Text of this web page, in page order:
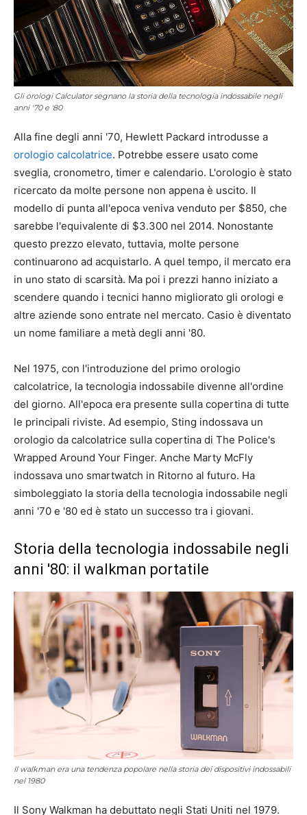
Gli orologi Calculator segnano la storia della tecnologia indossabile negli
anni '70 e '80
Alla fine degli anni '70, Hewlett Packard introdusse a
orologio calcolatrice. Potrebbe essere usato come
sveglia, cronometro, timer e calendario. L'orologio è stato
ricercato da molte persone non appena è uscito. Il
modello di punta all'epoca veniva venduto per $850, che
sarebbe l'equivalente di $3.300 nel 2014. Nonostante
questo prezzo elevato, tuttavia, molte persone
continuarono ad acquistarlo. A quel tempo, il mercato era
in uno stato di scarsità. Ma poi i prezzi hanno iniziato a
scendere quando i tecnici hanno migliorato gli orologi e
altre aziende sono entrate nel mercato. Casio è diventato
un nome familiare a metà degli anni '80.
Nel 1975, con l'introduzione del primo orologio
calcolatrice, la tecnologia indossabile divenne all'ordine
del giorno. All'epoca era presente sulla copertina di tutte
le principali riviste. Ad esempio, Sting indossava un
orologio da calcolatrice sulla copertina di The Police's
Wrapped Around Your Finger. Anche Marty McFly
indossava uno smartwatch in Ritorno al futuro. Ha
simboleggiato la storia della tecnologia indossabile negli
anni '70 e '80 ed è stato un successo tra i giovani.
Storia della tecnologia indossabile negli
anni '80: il walkman portatile
Il walkman era una tendenza popolare nella storia dei dispositivi indossabili
nel 1980
Il Sony Walkman ha debuttato negli Stati Uniti nel 1979.